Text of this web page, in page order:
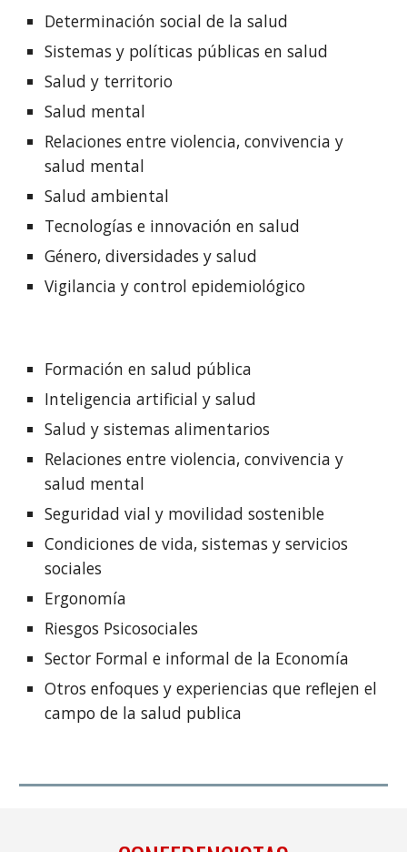
Determinación social de la salud
Sistemas y políticas públicas en salud
Salud y territorio
Salud mental
Relaciones entre violencia, convivencia y
salud mental
Salud ambiental
Tecnologías e innovación en salud
Género, diversidades y salud
Vigilancia y control epidemiológico
Formación en salud pública
Inteligencia artificial y salud
Salud y sistemas alimentarios
Relaciones entre violencia, convivencia y
salud mental
Seguridad vial y movilidad sostenible
Condiciones de vida, sistemas y servicios
sociales
Ergonomía
Riesgos Psicosociales
Sector Formal e informal de la Economía
Otros enfoques y experiencias que reflejen el
campo de la salud publica